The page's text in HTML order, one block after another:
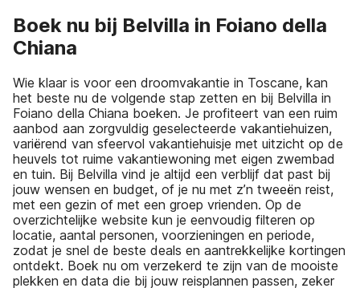
Boek nu bij Belvilla in Foiano della
Chiana
Wie klaar is voor een droomvakantie in Toscane, kan
het beste nu de volgende stap zetten en bij Belvilla in
Foiano della Chiana boeken. Je profiteert van een ruim
aanbod aan zorgvuldig geselecteerde vakantiehuizen,
variërend van sfeervol vakantiehuisje met uitzicht op de
heuvels tot ruime vakantiewoning met eigen zwembad
en tuin. Bij Belvilla vind je altijd een verblijf dat past bij
jouw wensen en budget, of je nu met z’n tweeën reist,
met een gezin of met een groep vrienden. Op de
overzichtelijke website kun je eenvoudig filteren op
locatie, aantal personen, voorzieningen en periode,
zodat je snel de beste deals en aantrekkelijke kortingen
ontdekt. Boek nu om verzekerd te zijn van de mooiste
plekken en data die bij jouw reisplannen passen, zeker